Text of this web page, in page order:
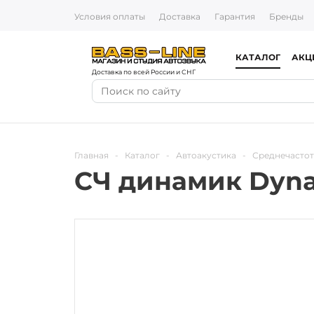
Условия оплаты Доставка Гарантия Бренды
Доставка по всей России и СНГ
КАТАЛОГ
Главная - Каталог - Автоакустика -
СЧ динамик